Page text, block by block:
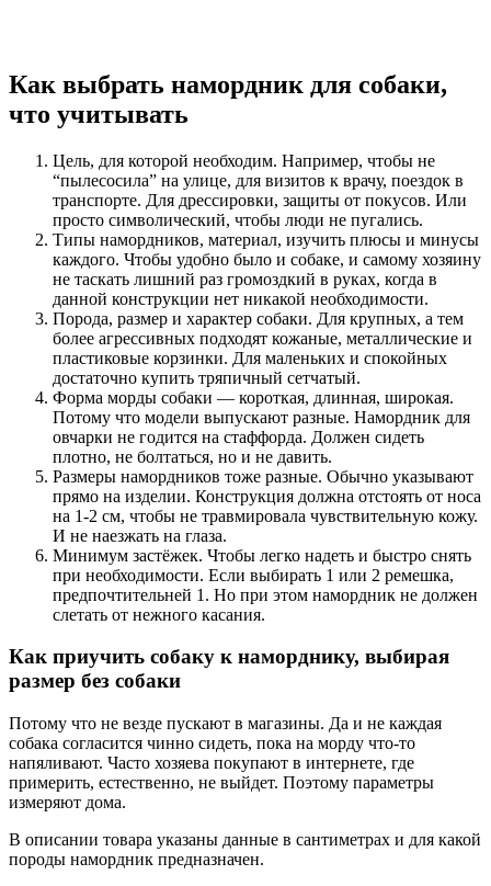
Как выбрать намордник для собаки,
что учитывать
Цель, для которой необходим. Например, чтобы не
“пылесосила” на улице, для визитов к врачу, поездок в
транспорте. Для дрессировки, защиты от покусов. Или
просто символический, чтобы люди не пугались.
Типы намордников, материал, изучить плюсы и минусы
каждого. Чтобы удобно было и собаке, и самому хозяину
не таскать лишний раз громоздкий в руках, когда в
данной конструкции нет никакой необходимости.
Порода, размер и характер собаки. Для крупных, а тем
более агрессивных подходят кожаные, металлические и
пластиковые корзинки. Для маленьких и спокойных
достаточно купить тряпичный сетчатый.
Форма морды собаки — короткая, длинная, широкая.
Потому что модели выпускают разные. Намордник для
овчарки не годится на стаффорда. Должен сидеть
плотно, не болтаться, но и не давить.
Размеры намордников тоже разные. Обычно указывают
прямо на изделии. Конструкция должна отстоять от носа
на 1-2 см, чтобы не травмировала чувствительную кожу.
И не наезжать на глаза.
Минимум застёжек. Чтобы легко надеть и быстро снять
при необходимости. Если выбирать 1 или 2 ремешка,
предпочтительней 1. Но при этом намордник не должен
слетать от нежного касания.
Как приучить собаку к наморднику, выбирая
размер без собаки
Потому что не везде пускают в магазины. Да и не каждая
собака согласится чинно сидеть, пока на морду что-то
напяливают. Часто хозяева покупают в интернете, где
примерить, естественно, не выйдет. Поэтому параметры
измеряют дома.
В описании товара указаны данные в сантиметрах и для какой
породы намордник предназначен.